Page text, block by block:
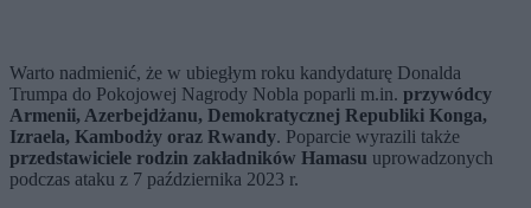
Warto nadmienić, że w ubiegłym roku kandydaturę Donalda
Trumpa do Pokojowej Nagrody Nobla poparli m.in. przywódcy
Armenii, Azerbejdżanu, Demokratycznej Republiki Konga,
Izraela, Kambodży oraz Rwandy. Poparcie wyrazili także
przedstawiciele rodzin zakładników Hamasu uprowadzonych
podczas ataku z 7 października 2023 r.